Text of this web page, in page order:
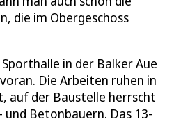
die im Obergeschoss
in der Balker Aue
Die Arbeiten ruhen in
auf der Baustelle herrscht
Betonbauern. Das 13-